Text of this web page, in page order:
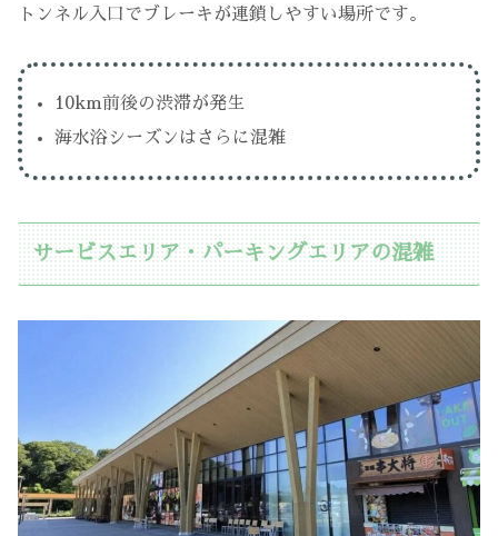
トンネル入口でブレーキが連鎖しやすい場所です。
10km前後の渋滞が発生
海水浴シーズンはさらに混雑
サービスエリア・パーキングエリアの混雑